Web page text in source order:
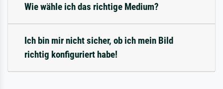
Wie wähle ich das richtige Medium?
Ich bin mir nicht sicher, ob ich mein Bild
richtig konfiguriert habe!